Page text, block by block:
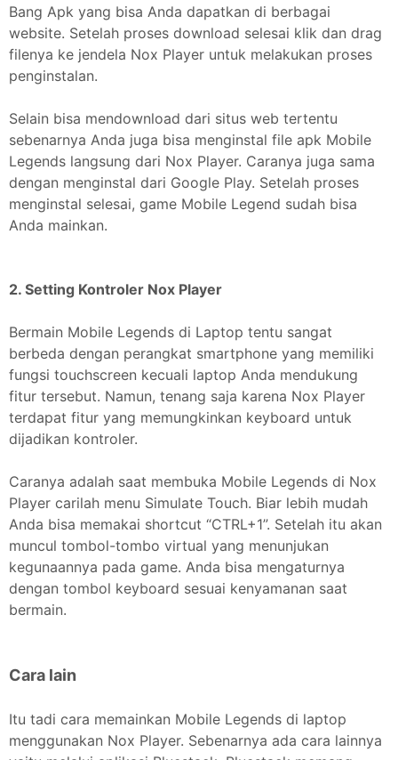
Bang Apk yang bisa Anda dapatkan di berbagai
website. Setelah proses download selesai klik dan drag
filenya ke jendela Nox Player untuk melakukan proses
penginstalan.
Selain bisa mendownload dari situs web tertentu
sebenarnya Anda juga bisa menginstal file apk Mobile
Legends langsung dari Nox Player. Caranya juga sama
dengan menginstal dari Google Play. Setelah proses
menginstal selesai, game Mobile Legend sudah bisa
Anda mainkan.
2. Setting Kontroler Nox Player
Bermain Mobile Legends di Laptop tentu sangat
berbeda dengan perangkat smartphone yang memiliki
fungsi touchscreen kecuali laptop Anda mendukung
fitur tersebut. Namun, tenang saja karena Nox Player
terdapat fitur yang memungkinkan keyboard untuk
dijadikan kontroler.
Caranya adalah saat membuka Mobile Legends di Nox
Player carilah menu Simulate Touch. Biar lebih mudah
Anda bisa memakai shortcut “CTRL+1”. Setelah itu akan
muncul tombol-tombo virtual yang menunjukan
kegunaannya pada game. Anda bisa mengaturnya
dengan tombol keyboard sesuai kenyamanan saat
bermain.
Cara lain
Itu tadi cara memainkan Mobile Legends di laptop
menggunakan Nox Player. Sebenarnya ada cara lainnya